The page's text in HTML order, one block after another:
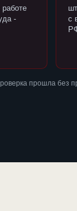
-
с
прошла без